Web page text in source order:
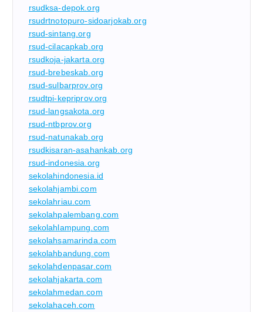
rsudksa-depok.org
rsudrtnotopuro-sidoarjokab.org
rsud-sintang.org
rsud-cilacapkab.org
rsudkoja-jakarta.org
rsud-brebeskab.org
rsud-sulbarprov.org
rsudtpi-kepriprov.org
rsud-langsakota.org
rsud-ntbprov.org
rsud-natunakab.org
rsudkisaran-asahankab.org
rsud-indonesia.org
sekolahindonesia.id
sekolahjambi.com
sekolahriau.com
sekolahpalembang.com
sekolahlampung.com
sekolahsamarinda.com
sekolahbandung.com
sekolahdenpasar.com
sekolahjakarta.com
sekolahmedan.com
sekolahaceh.com